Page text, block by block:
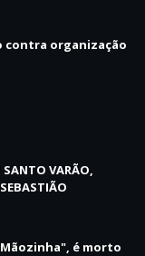
contra organização
SANTO VARÃO,
é morto